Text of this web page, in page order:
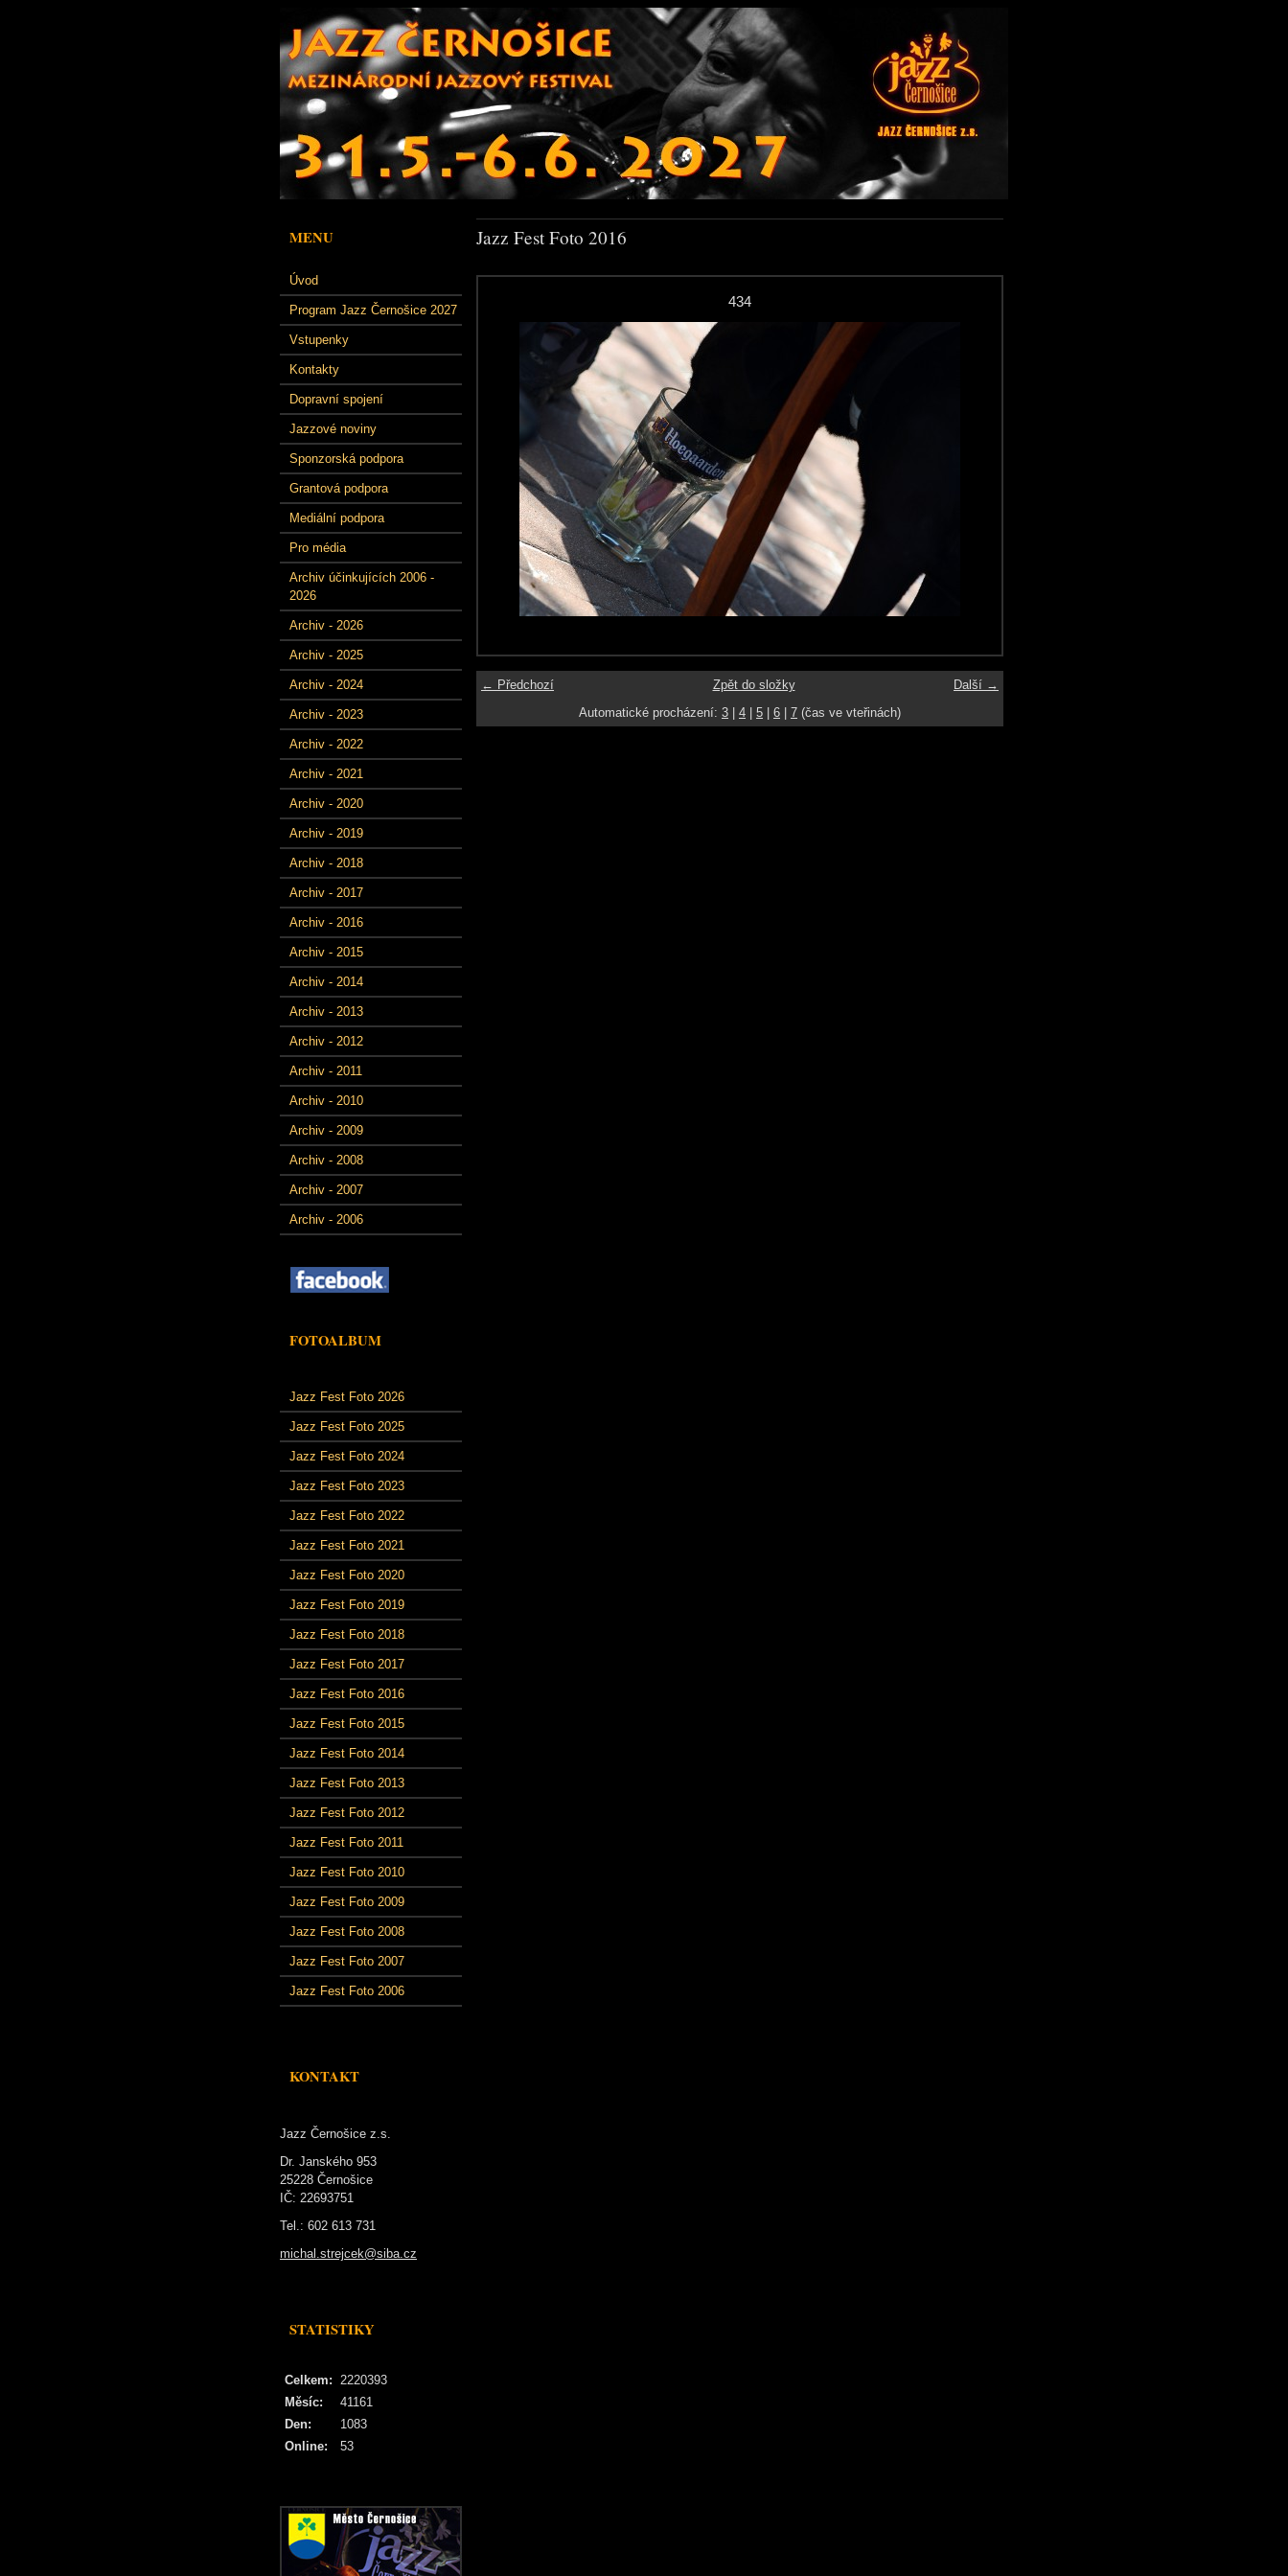
MENU
Úvod
Program Jazz Černošice 2027
Vstupenky
Kontakty
Dopravní spojení
Jazzové noviny
Sponzorská podpora
Grantová podpora
Mediální podpora
Pro média
Archiv účinkujících 2006 -
2026
Archiv - 2026
Archiv - 2025
Archiv - 2024
Archiv - 2023
Archiv - 2022
Archiv - 2021
Archiv - 2020
Archiv - 2019
Archiv - 2018
Archiv - 2017
Archiv - 2016
Archiv - 2015
Archiv - 2014
Archiv - 2013
Archiv - 2012
Archiv - 2011
Archiv - 2010
Archiv - 2009
Archiv - 2008
Archiv - 2007
Archiv - 2006
FOTOALBUM
Jazz Fest Foto 2026
Jazz Fest Foto 2025
Jazz Fest Foto 2024
Jazz Fest Foto 2023
Jazz Fest Foto 2022
Jazz Fest Foto 2021
Jazz Fest Foto 2020
Jazz Fest Foto 2019
Jazz Fest Foto 2018
Jazz Fest Foto 2017
Jazz Fest Foto 2016
Jazz Fest Foto 2015
Jazz Fest Foto 2014
Jazz Fest Foto 2013
Jazz Fest Foto 2012
Jazz Fest Foto 2011
Jazz Fest Foto 2010
Jazz Fest Foto 2009
Jazz Fest Foto 2008
Jazz Fest Foto 2007
Jazz Fest Foto 2006
KONTAKT
Jazz Černošice z.s.
Dr. Janského 953
25228 Černošice
IČ: 22693751
Tel.: 602 613 731
michal.strejcek@siba.cz
STATISTIKY
Online: 53
Celkem: 2220393
Měsíc:
41161
Den:
1083
Jazz Fest Foto 2016
434
← Předchozí Další →
Zpět do složky
Automatické procházení: 3 4 5 6 7 (čas ve vteřinách)